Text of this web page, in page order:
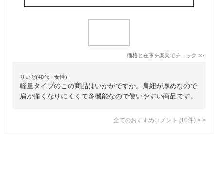
価格と在庫を楽天でチェック >>
りいど(40代・女性)
軽量タイプのこの商品はいかがですか。肩紐が厚めなので
肩が痛くなりにくくて多機能なので使いやすい商品です。
全てのおすすめコメント (10件) >